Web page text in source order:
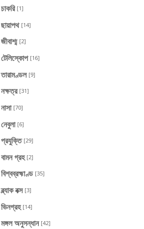
চাকরি [1]
ছায়াপথ [14]
জীবাশ্ম [2]
টেলিস্কোপ [16]
তারামণ্ডল [9]
নক্ষত্র [31]
নাসা [70]
নেবুলা [6]
প্রযুক্তি [29]
বামন গ্রহ [2]
বিশ্বব্রহ্মাণ্ড [35]
ব্ল্যাক বক্স [3]
ভিনগ্রহ [14]
মঙ্গল অনুসন্ধান [42]